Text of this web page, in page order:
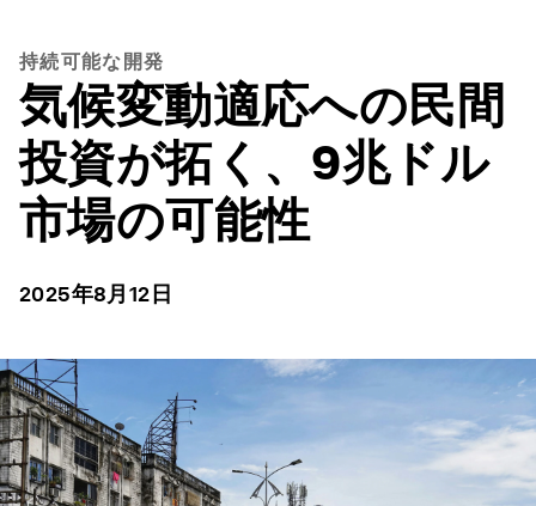
持続可能な開発
気候変動適応への民間
投資が拓く、9兆ドル
市場の可能性
2025年8月12日